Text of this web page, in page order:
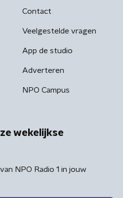
Contact
Veelgestelde vragen
App de studio
Adverteren
NPO Campus
wekelijkse
NPO Radio 1 in jouw